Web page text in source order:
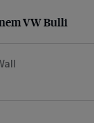
VW Bulli
VW Bulli